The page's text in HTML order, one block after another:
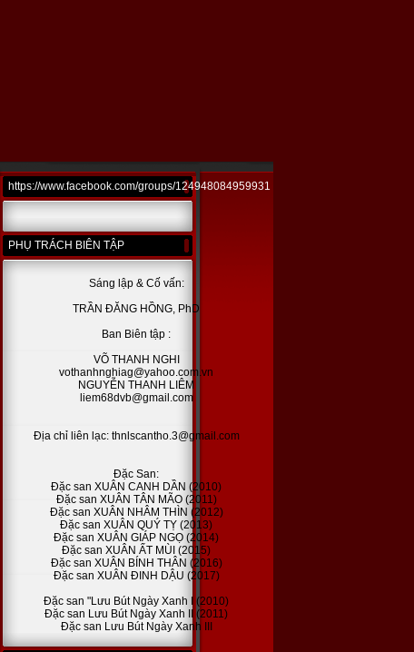
https://www.facebook.com/groups/124948084959931
PHỤ TRÁCH BIÊN TẬP
Sáng lập & Cố vấn:
TRẦN ĐĂNG HỒNG, PhD
Ban Biên tập :
VÕ THANH NGHI
vothanhnghiag@yahoo.com.vn
NGUYỄN THANH LIÊM
liem68dvb@gmail.com
Địa chỉ liên lạc: thnlscantho.3@gmail.com
Đặc San:
Đặc san XUÂN CANH DẦN (2010)
Đặc san XUÂN TÂN MÃO (2011)
Đặc san XUÂN NHÂM THÌN (2012)
Đặc san XUÂN QUÝ TỴ (2013)
Đặc san XUÂN GIÁP NGỌ (2014)
Đặc san XUÂN ẤT MÙI (2015)
Đặc san XUÂN BÍNH THÂN (2016)
Đặc san XUÂN ĐINH DẬU (2017)
Đặc san "Lưu Bút Ngày Xanh I (2010)
Đặc san Lưu Bút Ngày Xanh II (2011)
Đặc san Lưu Bút Ngày Xanh III